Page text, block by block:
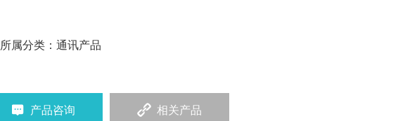
所属分类： 通讯产品
产品咨询 相关产品